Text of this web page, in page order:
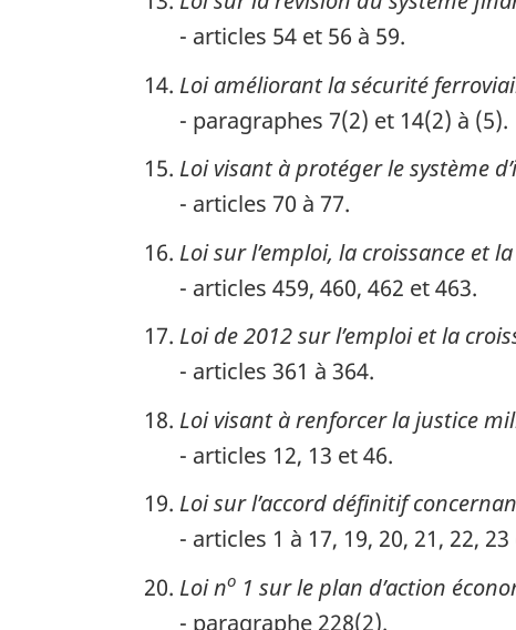
- articles 54 et 56 à 59.
Loi améliorant la sécurité
- paragraphes 7(2) et 14(2) à (5).
Loi visant à protéger le système
- articles 70 à 77.
Loi sur l’emploi, la croissance et
- articles 459, 460, 462 et 463.
Loi de 2012 sur l’emploi et la
- articles 361 à 364.
Loi visant à renforcer la justice
- articles 12, 13 et 46.
Loi sur l’accord définitif
- articles 1 à 17, 19, 20, 21, 22, 23
Loi no 1 sur le plan d’action
- paragraphe 228(2).